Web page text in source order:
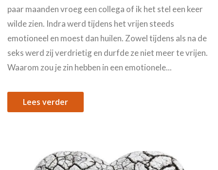
paar maanden vroeg een collega of ik het stel een keer
wilde zien. Indra werd tijdens het vrijen steeds
emotioneel en moest dan huilen. Zowel tijdens als na de
seks werd zij verdrietig en durfde ze niet meer te vrijen.
Waarom zou je zin hebben in een emotionele...
Lees verder